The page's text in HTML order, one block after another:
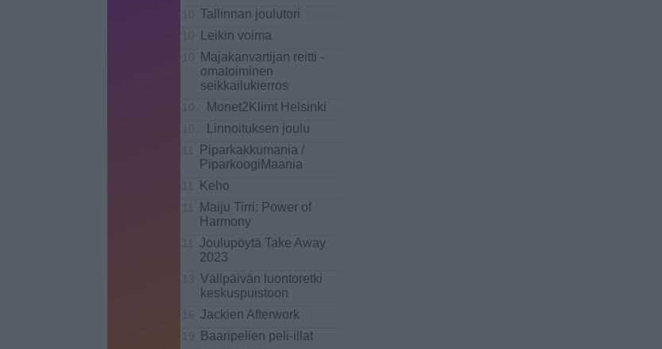
Tallinnan joulutori
Leikin voima
Majakanvartijan reitti -
omatoiminen
seikkailukierros
Monet2Klimt Helsinki
Linnoituksen joulu
Piparkakkumania /
PiparkoogiMaania
Keho
Maiju Tirri: Power of
Harmony
Joulupöytä Take Away
2023
Välipäivän luontoretki
keskuspuistoon
Jackien Afterwork
Baaripelien peli-illat